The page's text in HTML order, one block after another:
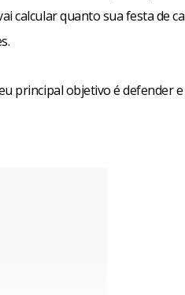
calcular quanto sua festa de
principal objetivo é defender